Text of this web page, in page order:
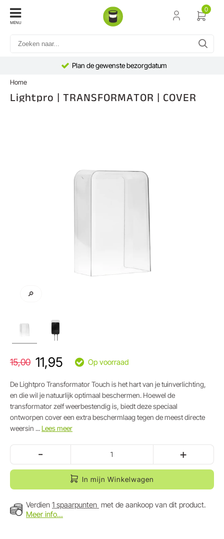
MENU
0
Plan de gewenste bezorgdatum
Home
Lightpro | TRANSFORMATOR | COVER
🔎
15,00 11,95 Op voorraad
De Lightpro Transformator Touch is het hart van je tuinverlichting,
en die wil je natuurlijk optimaal beschermen. Hoewel de
transformator zelf weerbestendig is, biedt deze speciaal
ontworpen cover een extra beschermlaag tegen de meest directe
weersin ... Lees meer
- +
In mijn Winkelwagen
Verdien 1 spaarpunten met de aankoop van dit product.
Meer info...